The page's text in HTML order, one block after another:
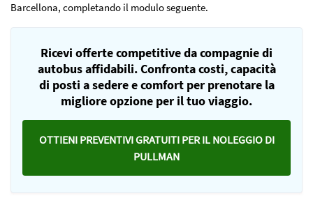
Barcellona, completando il modulo seguente.
Ricevi offerte competitive da compagnie di
autobus affidabili. Confronta costi, capacità
di posti a sedere e comfort per prenotare la
migliore opzione per il tuo viaggio.
OTTIENI PREVENTIVI GRATUITI PER IL NOLEGGIO DI
PULLMAN